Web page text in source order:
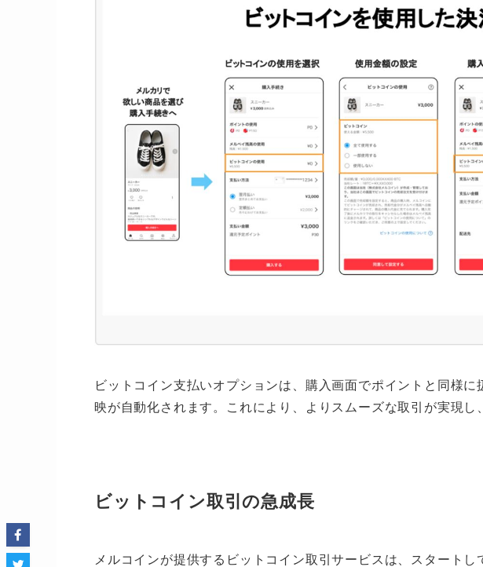
ビットコイン支払いオプションは、購入画面でポイントと同様に
映が自動化されます。これにより、よりスムーズな取引が実現し
ビットコイン取引の急成長
メルコインが提供するビットコイン取引サービスは、スタート